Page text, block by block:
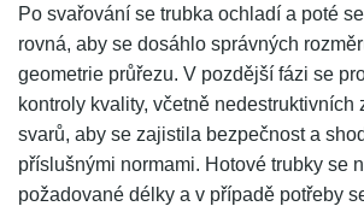
Po svařování se trubka ochladí a poté
rovná, aby se dosáhlo správných
geometrie průřezu. V pozdější fázi se
kontroly kvality, včetně nedestruktivních
svarů, aby se zajistila bezpečnost a
příslušnými normami. Hotové trubky se
požadované délky a v případě potřeby